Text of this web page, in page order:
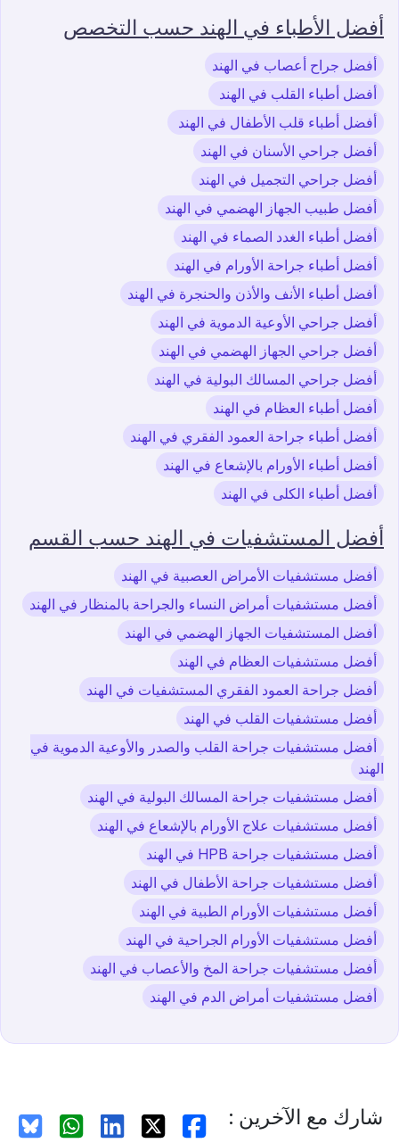
أفضل الأطباء في الهند حسب التخصص
أفضل جراح أعصاب في الهند
أفضل أطباء القلب في الهند
أفضل أطباء قلب الأطفال في الهند
أفضل جراحي الأسنان في الهند
أفضل جراحي التجميل في الهند
أفضل طبيب الجهاز الهضمي في الهند
أفضل أطباء الغدد الصماء في الهند
أفضل أطباء جراحة الأورام في الهند
أفضل أطباء الأنف والأذن والحنجرة في الهند
أفضل جراحي الأوعية الدموية في الهند
أفضل جراحي الجهاز الهضمي في الهند
أفضل جراحي المسالك البولية في الهند
أفضل أطباء العظام في الهند
أفضل أطباء جراحة العمود الفقري في الهند
أفضل أطباء الأورام بالإشعاع في الهند
أفضل أطباء الكلى في الهند
أفضل المستشفيات في الهند حسب القسم
أفضل مستشفيات الأمراض العصبية في الهند
أفضل مستشفيات أمراض النساء والجراحة بالمنظار في الهند
أفضل المستشفيات الجهاز الهضمي في الهند
أفضل مستشفيات العظام في الهند
أفضل جراحة العمود الفقري المستشفيات في الهند
أفضل مستشفيات القلب في الهند
أفضل مستشفيات جراحة القلب والصدر والأوعية الدموية في
الهند
أفضل مستشفيات جراحة المسالك البولية في الهند
أفضل مستشفيات علاج الأورام بالإشعاع في الهند
أفضل مستشفيات جراحة HPB في الهند
أفضل مستشفيات جراحة الأطفال في الهند
أفضل مستشفيات الأورام الطبية في الهند
أفضل مستشفيات الأورام الجراحية في الهند
أفضل مستشفيات جراحة المخ والأعصاب في الهند
أفضل مستشفيات أمراض الدم في الهند
شارك مع الآخرين :